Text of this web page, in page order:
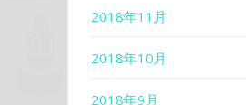
2018年11月
2018年10月
2018年9月